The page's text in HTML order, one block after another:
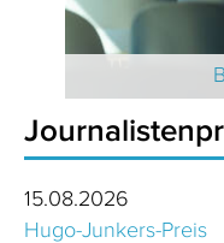
15.08.2026
Hugo-Junkers-Preis